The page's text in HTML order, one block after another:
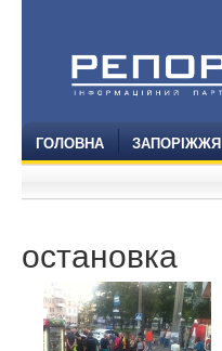
ГОЛОВНА ЗАПОРІЖЖЯ
остановка